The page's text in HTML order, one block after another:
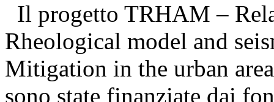
Il progetto TRHAM –
Rheological model and
Mitigation in the urban
sono state finanziate dai